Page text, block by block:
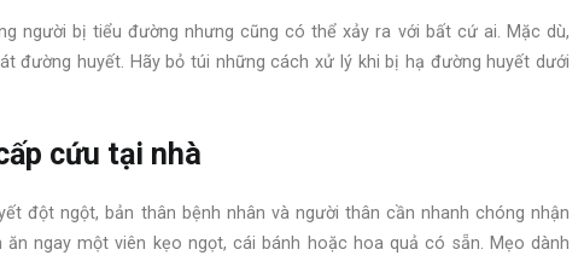
người bị tiểu đường nhưng cũng có thể xảy ra với bất cứ ai. Mặc dù,
đường huyết. Hãy bỏ túi những cách xử lý khi bị hạ đường huyết dưới
cứu tại nhà
đột ngột, bản thân bệnh nhân và người thân cần nhanh chóng nhận
ngay một viên kẹo ngọt, cái bánh hoặc hoa quả có sẵn. Mẹo dành